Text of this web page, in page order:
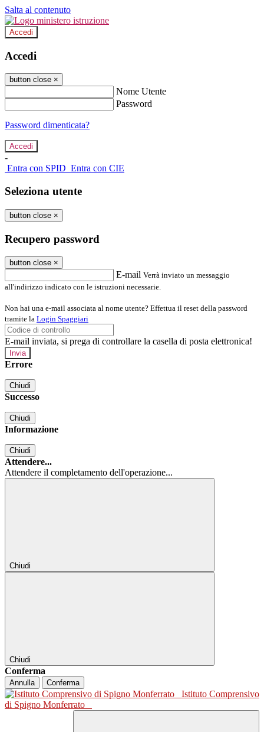
Salta al contenuto
Accedi
Accedi
button close ×
Nome Utente
Password
Password dimenticata?
-
Entra con SPID Entra con CIE
Seleziona utente
button close ×
Recupero password
button close ×
E-mail Verrà inviato un messaggio
all'indirizzo indicato con le istruzioni necessarie.
Non hai una e-mail associata al nome utente? Effettua il reset della password
tramite la Login Spaggiari
E-mail inviata, si prega di controllare la casella di posta elettronica!
Errore
Chiudi
Successo
Chiudi
Informazione
Chiudi
Attendere...
Attendere il completamento dell'operazione...
Chiudi
Chiudi
Conferma
Annulla Conferma
Istituto Comprensivo
di Spigno Monferrato